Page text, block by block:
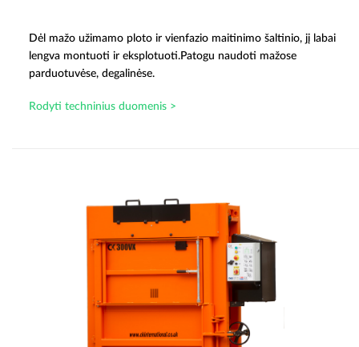
Dėl mažo užimamo ploto ir vienfazio maitinimo šaltinio, jį labai
lengva montuoti ir eksplotuoti.Patogu naudoti mažose
parduotuvėse, degalinėse.
Rodyti techninius duomenis >